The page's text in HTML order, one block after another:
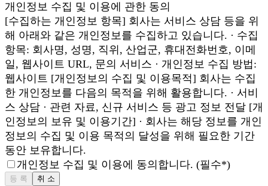
개인정보 수집 및 이용에 관한 동의
[수집하는 개인정보 항목] 회사는 서비스 상담 등을 위
해 아래와 같은 개인정보를 수집하고 있습니다. · 수집
항목: 회사명, 성명, 직위, 산업군, 휴대전화번호, 이메
일, 웹사이트 URL, 문의 서비스 · 개인정보 수집 방법:
웹사이트 [개인정보의 수집 및 이용목적] 회사는 수집
한 개인정보를 다음의 목적을 위해 활용합니다. · 서비
스 상담 · 관련 자료, 신규 서비스 등 광고 정보 전달 [개
인정보의 보유 및 이용기간] · 회사는 해당 정보를 개인
정보의 수집 및 이용 목적의 달성을 위해 필요한 기간
동안 보유합니다.
개인정보 수집 및 이용에 동의합니다. (필수*)
등 록 취 소